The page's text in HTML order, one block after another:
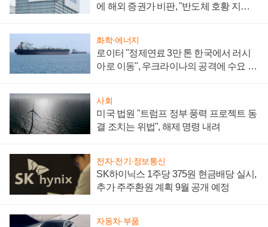
에 해외 증권가 비판, "반도체 호황 지속
화학·에너지
로이터 "정제연료 3만 톤 한국에서 러시
아로 이동", 우크라이나의 공격에 수요 늘
사회
미국 법원 "트럼프 정부 풍력 프로젝트 동
결 조치는 위법", 해제 명령 내려
전자·전기·정보통신
SK하이닉스 1주당 375원 현금배당 실시,
추가 주주환원 계획 9월 공개 예정
자동차·부품